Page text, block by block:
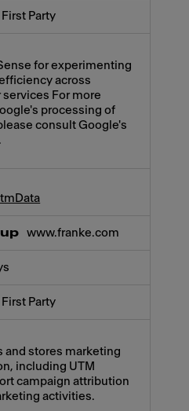
First Party
for experimenting
across
For more
processing of
consult Google's
www.franke.com
First Party
and stores marketing
including UTM
campaign attribution
activities.